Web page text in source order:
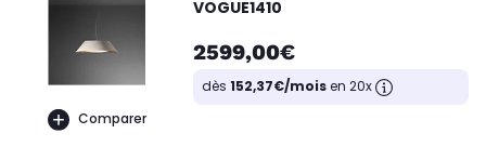
Comparer
VOGUE1410
2599,00€
dès 152,37€/moisen 20x